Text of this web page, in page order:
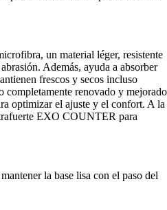
un material léger, resistente
Además, ayuda a absorber
frescos y secos incluso
completamente renovado y mejorado
optimizar el ajuste y el confort. A la
EXO COUNTER para
la base lisa con el paso del